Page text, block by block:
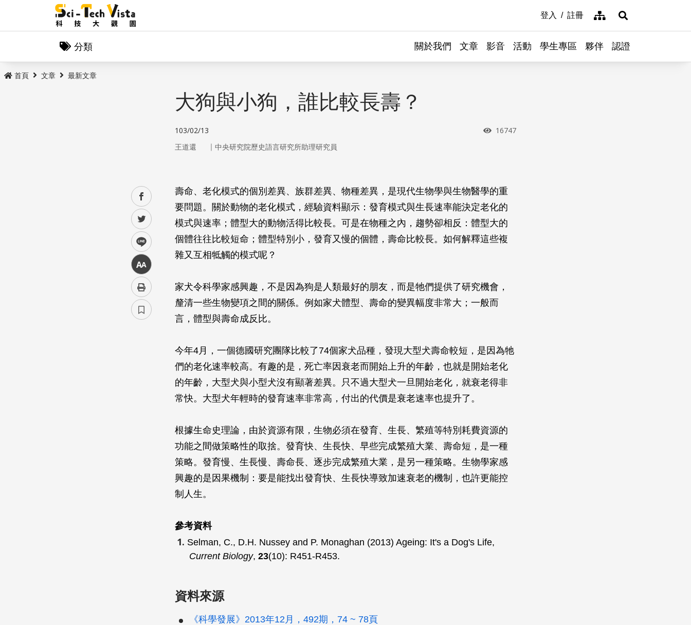
登入 註冊 網站導覽展開搜尋
分類 關於我們 文章 影音 活動 學生專區 夥伴 認證
首頁 文章 最新文章
facebook
twitter
line
中
大狗與小狗，誰比較長壽？
103/02/13 瀏覽次數
16747
王道還 ｜ 中央研究院歷史語言研究所助理研究員
壽命、老化模式的個別差異、族群差異、物種差異，是現代生物學與生物醫學的重
要問題。關於動物的老化模式，經驗資料顯示：發育模式與生長速率能決定老化的
模式與速率；體型大的動物活得比較長。可是在物種之內，趨勢卻相反：體型大的
個體往往比較短命；體型特別小，發育又慢的個體，壽命比較長。如何解釋這些複
雜又互相牴觸的模式呢？
家犬令科學家感興趣，不是因為狗是人類最好的朋友，而是牠們提供了研究機會，
釐清一些生物變項之間的關係。例如家犬體型、壽命的變異幅度非常大；一般而
言，體型與壽命成反比。
今年4月，一個德國研究團隊比較了74個家犬品種，發現大型犬壽命較短，是因為牠
們的老化速率較高。有趣的是，死亡率因衰老而開始上升的年齡，也就是開始老化
的年齡，大型犬與小型犬沒有顯著差異。只不過大型犬一旦開始老化，就衰老得非
常快。大型犬年輕時的發育速率非常高，付出的代價是衰老速率也提升了。
根據生命史理論，由於資源有限，生物必須在發育、生長、繁殖等特別耗費資源的
功能之間做策略性的取捨。發育快、生長快、早些完成繁殖大業、壽命短，是一種
策略。發育慢、生長慢、壽命長、逐步完成繁殖大業，是另一種策略。生物學家感
興趣的是因果機制：要是能找出發育快、生長快導致加速衰老的機制，也許更能控
制人生。
參考資料
Selman, C., D.H. Nussey and P. Monaghan (2013) Ageing: It's a Dog's Life,
Current Biology, 23(10): R451-R453.
資料來源
《科學發展》2013年12月，492期，74 ~ 78頁